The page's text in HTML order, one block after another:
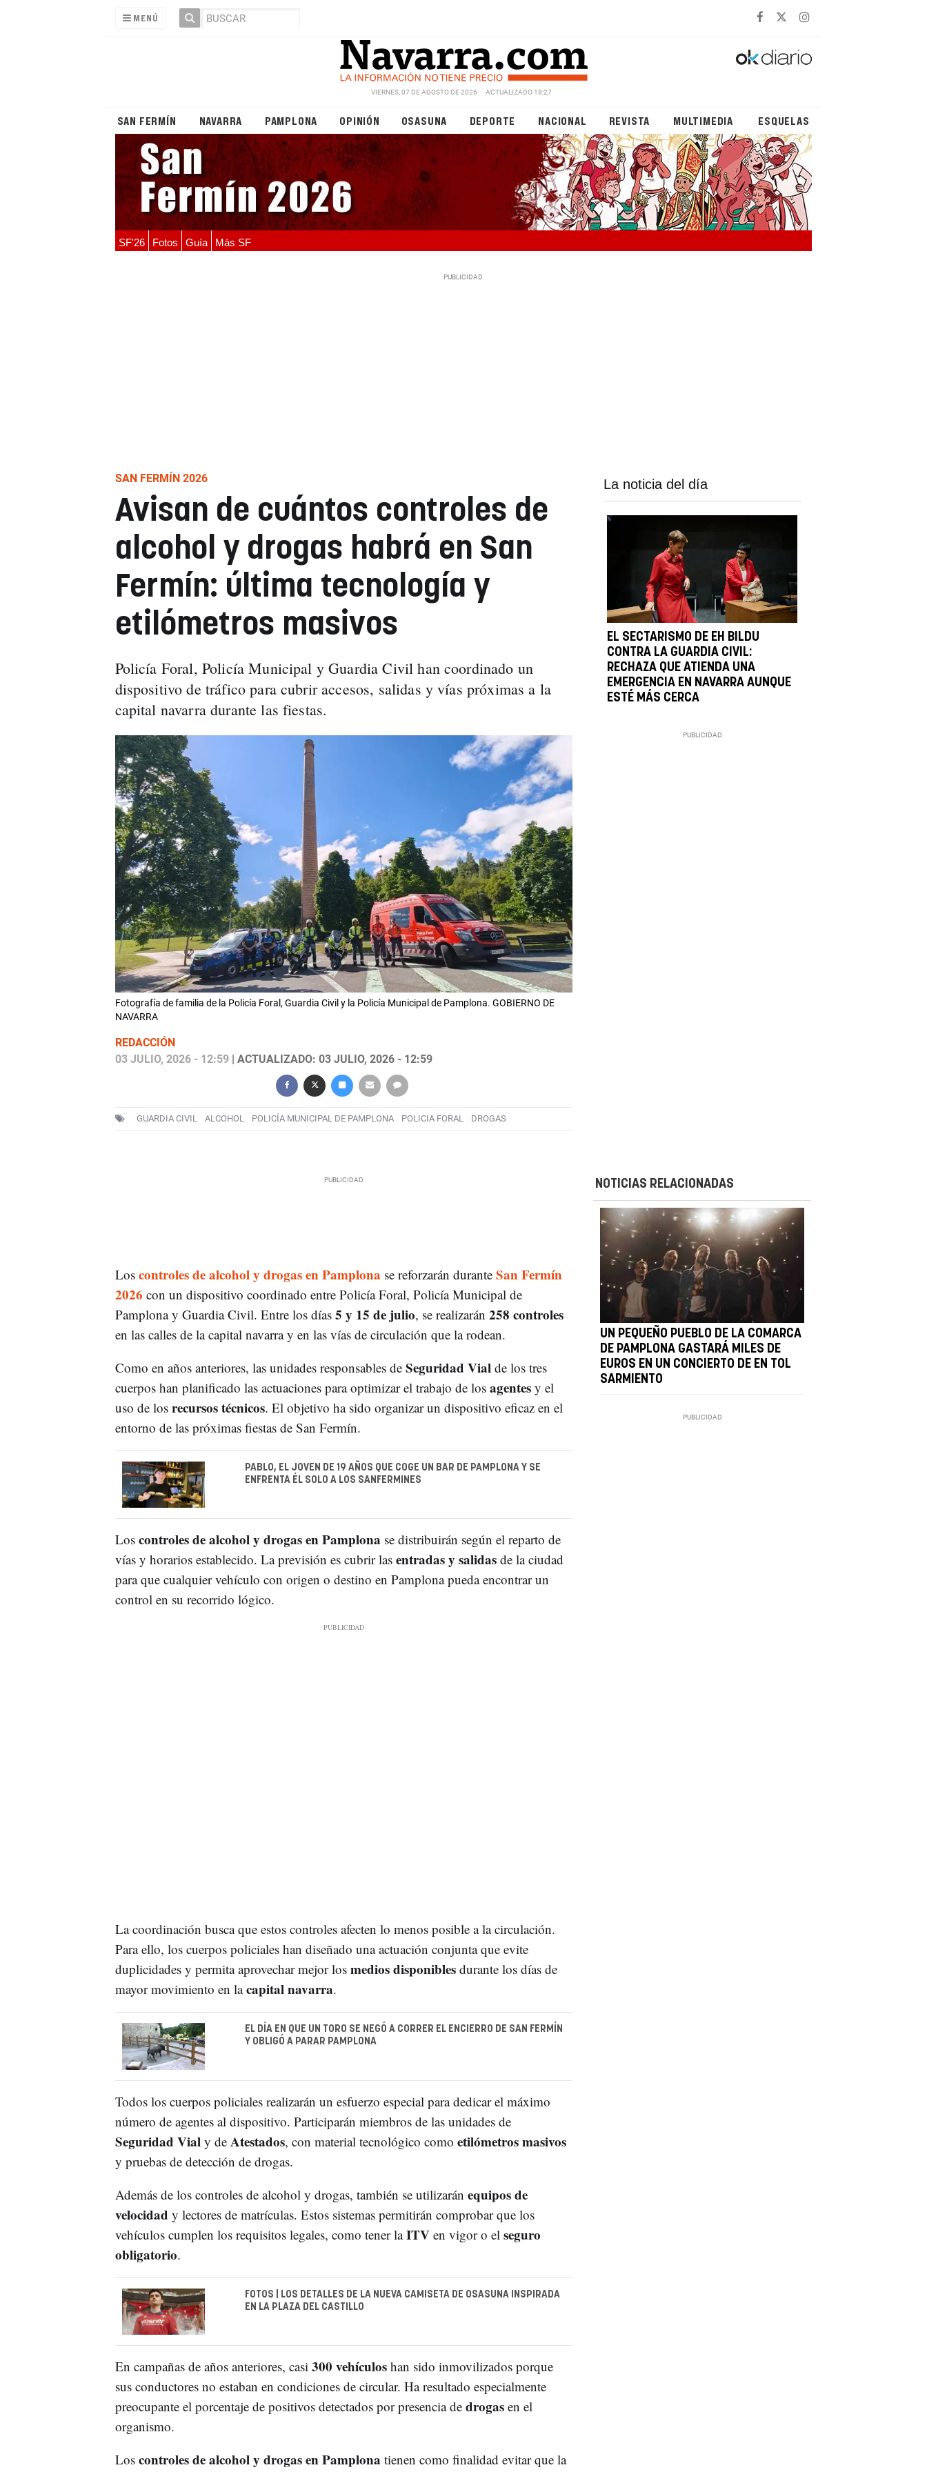
MENÚ
VIERNES, 07 DE AGOSTO DE 2026 ACTUALIZADO 18:27
SAN FERMÍN NAVARRA PAMPLONA OPINIÓN OSASUNA DEPORTE NACIONAL REVISTA MULTIMEDIA ESQUELAS
SF'26 Fotos Guía Más SF
SAN FERMÍN 2026
Avisan de cuántos controles de
alcohol y drogas habrá en San
Fermín: última tecnología y
etilómetros masivos
Policía Foral, Policía Municipal y Guardia Civil han coordinado un
dispositivo de tráfico para cubrir accesos, salidas y vías próximas a la
capital navarra durante las fiestas.
Fotografía de familia de la Policía Foral, Guardia Civil y la Policía Municipal de Pamplona. GOBIERNO DE
NAVARRA
REDACCIÓN
03 JULIO, 2026 - 12:59| ACTUALIZADO: 03 JULIO, 2026 - 12:59
GUARDIA CIVIL ALCOHOL POLICÍA MUNICIPAL DE PAMPLONA POLICIA FORAL DROGAS
La noticia del día
EL SECTARISMO DE EH BILDU
CONTRA LA GUARDIA CIVIL:
RECHAZA QUE ATIENDA UNA
EMERGENCIA EN NAVARRA AUNQUE
ESTÉ MÁS CERCA
Los controles de alcohol y drogas en Pamplona se reforzarán durante San Fermín
2026 con un dispositivo coordinado entre Policía Foral, Policía Municipal de
Pamplona y Guardia Civil. Entre los días 5 y 15 de julio, se realizarán 258 controles
en las calles de la capital navarra y en las vías de circulación que la rodean.
Como en años anteriores, las unidades responsables de Seguridad Vial de los tres
cuerpos han planificado las actuaciones para optimizar el trabajo de los agentesy el
uso de los recursos técnicos. El objetivo ha sido organizar un dispositivo eficaz en el
entorno de las próximas fiestas de San Fermín.
PABLO, EL JOVEN DE 19 AÑOS QUE COGE UN BAR DE PAMPLONA Y SE
ENFRENTA ÉL SOLO A LOS SANFERMINES
Los controles de alcohol y drogas en Pamplona se distribuirán según el reparto de
vías y horarios establecido. La previsión es cubrir las entradas y salidasde la ciudad
para que cualquier vehículo con origen o destino en Pamplona pueda encontrar un
control en su recorrido lógico.
La coordinación busca que estos controles afecten lo menos posible a la circulación.
Para ello, los cuerpos policiales han diseñado una actuación conjunta que evite
duplicidades y permita aprovechar mejor los medios disponiblesdurante los días de
mayor movimiento en lacapital navarra.
EL DÍA EN QUE UN TORO SE NEGÓ A CORRER EL ENCIERRO DE SAN FERMÍN
Y OBLIGÓ A PARAR PAMPLONA
Todos los cuerpos policiales realizarán un esfuerzo especial para dedicar el máximo
número de agentes al dispositivo. Participarán miembros de las unidades de
Seguridad Vial y de Atestados, con material tecnológico como etilómetros masivos
y pruebas de detección de drogas.
Además de los controles de alcohol y drogas, también se utilizarán equipos de
velocidad y lectores de matrículas. Estos sistemas permitirán comprobar que los
vehículos cumplen los requisitos legales, como tener laITVen vigor o el seguro
obligatorio.
FOTOS | LOS DETALLES DE LA NUEVA CAMISETA DE OSASUNA INSPIRADA
EN LA PLAZA DEL CASTILLO
En campañas de años anteriores, casi 300 vehículoshan sido inmovilizados porque
sus conductores no estaban en condiciones de circular. Ha resultado especialmente
preocupante el porcentaje de positivos detectados por presencia de drogasen el
organismo.
Los controles de alcohol y drogas en Pamplona tienen como finalidad evitar que la
NOTICIAS RELACIONADAS
UN PEQUEÑO PUEBLO DE LA COMARCA
DE PAMPLONA GASTARÁ MILES DE
EUROS EN UN CONCIERTO DE EN TOL
SARMIENTO